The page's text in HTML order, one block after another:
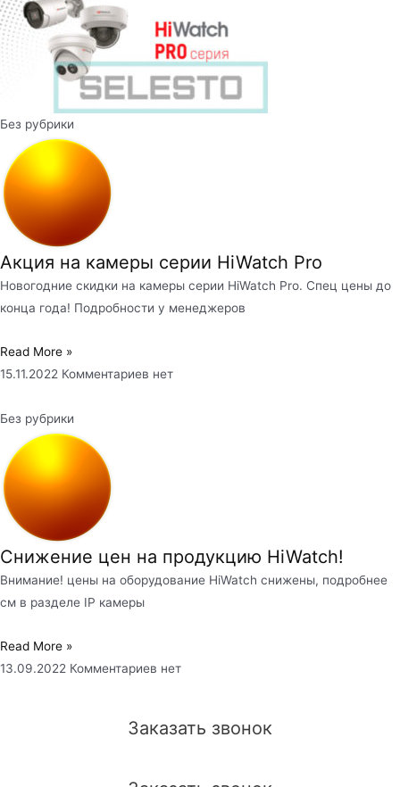
Без рубрики
Акция на камеры серии HiWatch Pro
Новогодние скидки на камеры серии HiWatch Pro. Спец цены до
конца года! Подробности у менеджеров
Read More »
15.11.2022 Комментариев нет
Без рубрики
Снижение цен на продукцию HiWatch!
Внимание! цены на оборудование HiWatch снижены, подробнее
см в разделе IP камеры
Read More »
13.09.2022 Комментариев нет
Заказать звонок